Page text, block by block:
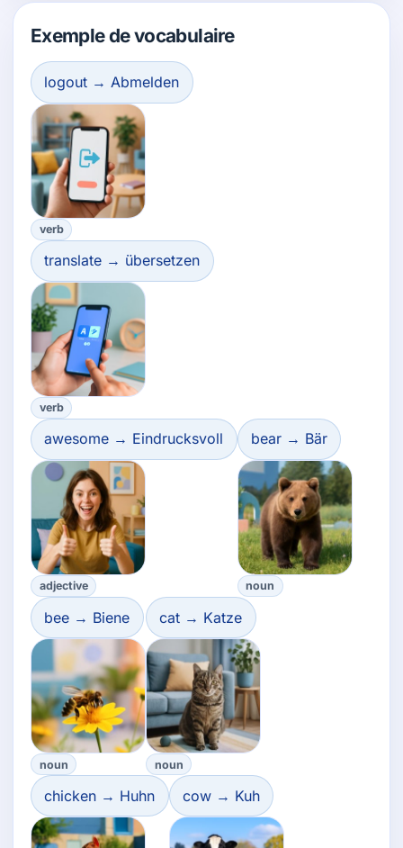
Exemple de vocabulaire
logout → Abmelden
verb
translate → übersetzen
verb
awesome → Eindrucksvoll
adjective
bear → Bär
noun
bee → Biene
noun
cat → Katze
noun
chicken → Huhn cow → Kuh